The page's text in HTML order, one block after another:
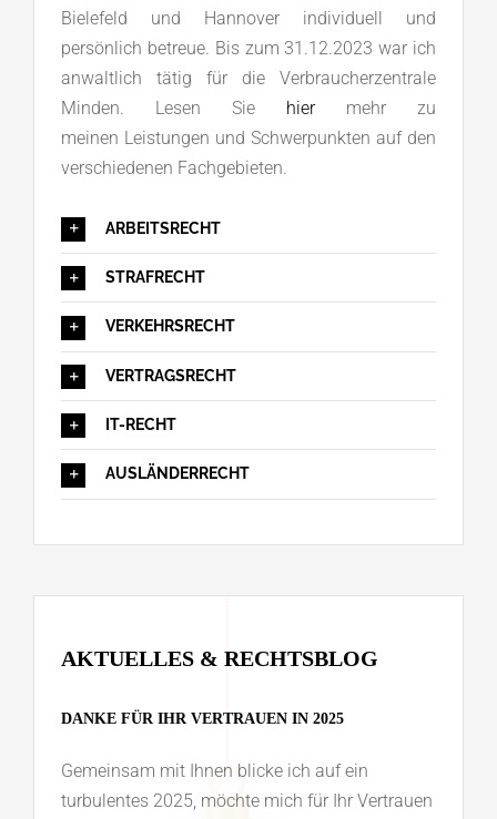
Bielefeld und Hannover individuell und
persönlich betreue. Bis zum 31.12.2023 war ich
anwaltlich tätig für die Verbraucherzentrale
Minden. Lesen Sie hiermehr zu
meinen Leistungen und Schwerpunkten auf den
verschiedenen Fachgebieten.
ARBEITSRECHT
STRAFRECHT
VERKEHRSRECHT
VERTRAGSRECHT
IT-RECHT
AUSLÄNDERRECHT
AKTUELLES & RECHTSBLOG
DANKE FÜR IHR VERTRAUEN IN 2025
Gemeinsam mit Ihnen blicke ich auf ein
turbulentes 2025, möchte mich für Ihr Vertrauen